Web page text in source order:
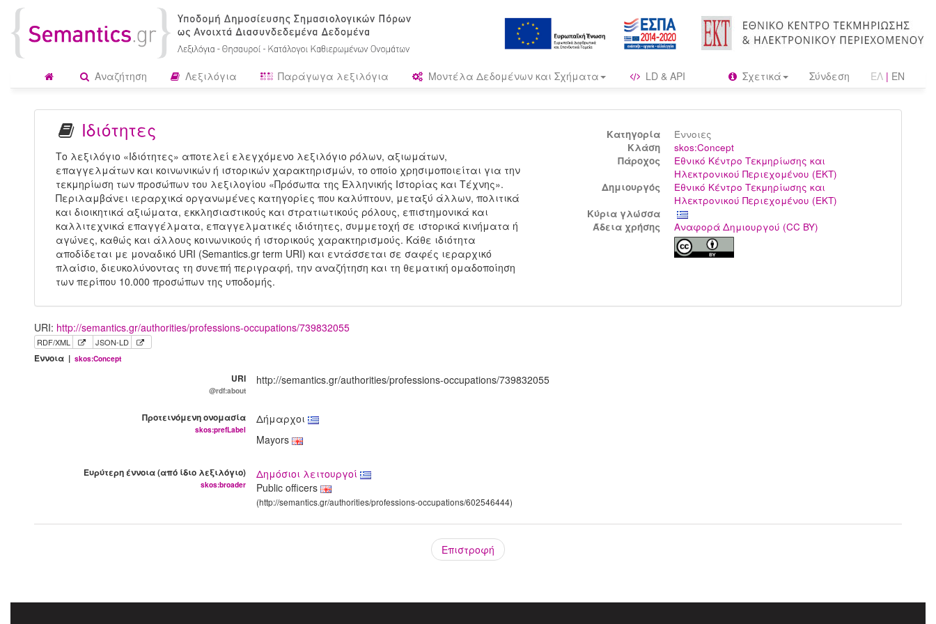
Αναζήτηση Λεξιλόγια Παράγωγα λεξιλόγια Μοντέλα Δεδομένων και Σχήματα LD & API Σχετικά Σύνδεση ΕΛ | EN
Ιδιότητες
Το λεξιλόγιο «Ιδιότητες» αποτελεί ελεγχόμενο λεξιλόγιο ρόλων, αξιωμάτων,
επαγγελμάτων και κοινωνικών ή ιστορικών χαρακτηρισμών, το οποίο χρησιμοποιείται για την
τεκμηρίωση των προσώπων του λεξιλογίου «Πρόσωπα της Ελληνικής Ιστορίας και Τέχνης».
Περιλαμβάνει ιεραρχικά οργανωμένες κατηγορίες που καλύπτουν, μεταξύ άλλων, πολιτικά
και διοικητικά αξιώματα, εκκλησιαστικούς και στρατιωτικούς ρόλους, επιστημονικά και
καλλιτεχνικά επαγγέλματα, επαγγελματικές ιδιότητες, συμμετοχή σε ιστορικά κινήματα ή
αγώνες, καθώς και άλλους κοινωνικούς ή ιστορικούς χαρακτηρισμούς. Κάθε ιδιότητα
αποδίδεται με μοναδικό URI (Semantics.gr term URI) και εντάσσεται σε σαφές ιεραρχικό
πλαίσιο, διευκολύνοντας τη συνεπή περιγραφή, την αναζήτηση και τη θεματική ομαδοποίηση
των περίπου 10.000 προσώπων της υποδομής.
Κατηγορία
Έννοιες
Kλάση
skos:Concept
Πάροχος
Εθνικό Κέντρο Τεκμηρίωσης και
Ηλεκτρονικού Περιεχομένου (ΕΚΤ)
Δημιουργός
Εθνικό Κέντρο Τεκμηρίωσης και
Ηλεκτρονικού Περιεχομένου (ΕΚΤ)
Κύρια γλώσσα
Άδεια χρήσης
Αναφορά Δημιουργού (CC BY)
URI: http://semantics.gr/authorities/professions-occupations/739832055
RDF/XML JSON-LD
Έννοια | skos:Concept
URI
@rdf:about
http://semantics.gr/authorities/professions-occupations/739832055
Προτεινόμενη ονομασία
skos:prefLabel
Δήμαρχοι
Mayors
Ευρύτερη έννοια (από ίδιο λεξιλόγιο)
skos:broader
Δημόσιοι λειτουργοί
Public officers
(http://semantics.gr/authorities/professions-occupations/602546444)
Επιστροφή